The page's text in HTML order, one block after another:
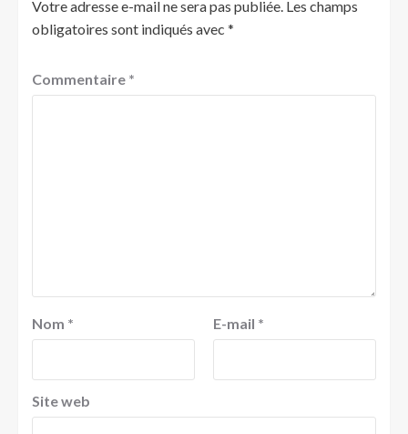
Votre adresse e-mail ne sera pas publiée. Les champs
obligatoires sont indiqués avec *
Commentaire *
Nom * E-mail *
Site web